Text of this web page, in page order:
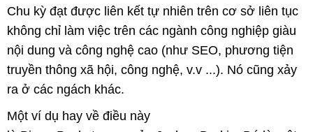
Chu kỳ đạt được liên kết tự nhiên trên cơ sở liên tục
không chỉ làm việc trên các ngành công nghiệp giàu
nội dung và công nghệ cao (như SEO, phương tiện
truyền thông xã hội, công nghệ, v.v ...). Nó cũng xảy
ra ở các ngách khác.
Một ví dụ hay về điều này